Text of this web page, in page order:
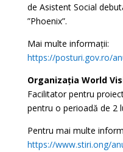
de Asistent Social
”Phoenix”.
Mai multe informații:
https://posturi.gov.ro/
Organizația World
Facilitator pentru
pentru o perioadă de 2
Pentru mai multe
https://www.stiri.ong/